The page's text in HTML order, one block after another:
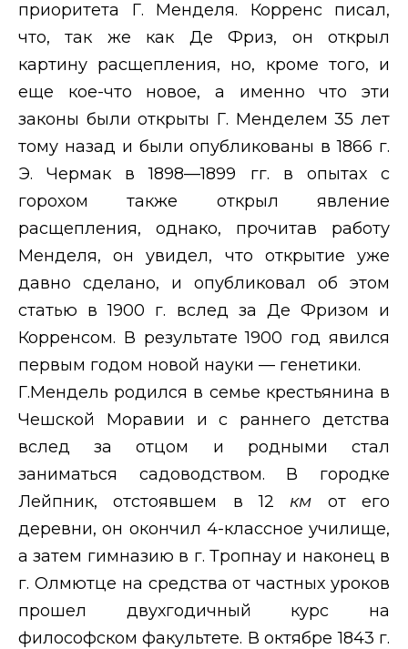
приоритета Г. Менделя. Корренс писал,
что, так же как Де Фриз, он открыл
картину расщепления, но, кроме того, и
еще кое-что новое, а именно что эти
законы были открыты Г. Менделем 35 лет
тому назад и были опубликованы в 1866 г.
Э. Чермак в 1898—1899 гг. в опытах с
горохом также открыл явление
расщепления, однако, прочитав работу
Менделя, он увидел, что открытие уже
давно сделано, и опубликовал об этом
статью в 1900 г. вслед за Де Фризом и
Корренсом. В результате 1900 год явился
первым годом новой науки — генетики.
Г.Мендель родился в семье крестьянина в
Чешской Моравии и с раннего детства
вслед за отцом и родными стал
заниматься садоводством. В городке
Лейпник, отстоявшем в 12 км от его
деревни, он окончил 4-классное училище,
а затем гимназию в г. Тропнау и наконец в
г. Олмютце на средства от частных уроков
прошел двухгодичный курс на
философском факультете. В октябре 1843 г.